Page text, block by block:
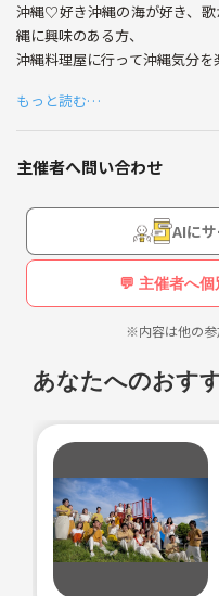
沖縄♡好き沖縄の海が好き、歌
縄に興味のある方、
沖縄料理屋に行って沖縄気分を
沖縄の雰囲気を一緒に楽しめる
周りにいそうでいないですよね
私もそうです^^;笑
一緒に泡盛飲んだり、島唄ラ
サークルを設立しました！
ちなみに私は20代半ばの愛知住
沖縄めちゃくちゃ大好きです
興味のある方、メッセージく
もっと読む…
主催者へ問い合わせ
AIに
💬 主催者へ
※内容は他の参
あなたへのおす